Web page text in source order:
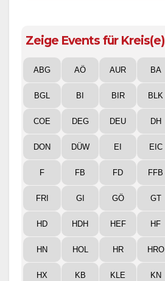
Zeige Events für Kreis(e)
ABG AÖ AUR BA
BGL BI BIR BLK
COE DEG DEU DH
DON DÜW EI EIC
F FB FD FFB
FRI GI GÖ GT
HD HDH HEF HF
HN HOL HR HRO
HX KB KLE KN